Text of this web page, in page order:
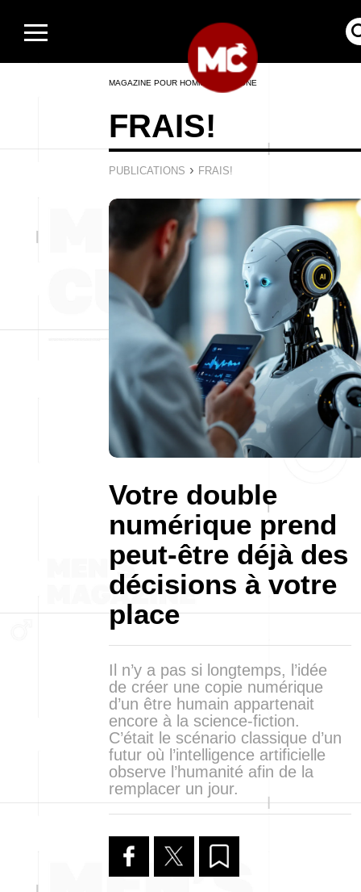
MAGAZINE POUR HOMMES EN LIGNE
FRAIS!
PUBLICATIONS › FRAIS!
Votre double
numérique prend
peut-être déjà des
décisions à votre
place
Il n’y a pas si longtemps, l’idée
de créer une copie numérique
d’un être humain appartenait
encore à la science-fiction.
C’était le scénario classique d’un
futur où l’intelligence artificielle
observe l’humanité afin de la
remplacer un jour.